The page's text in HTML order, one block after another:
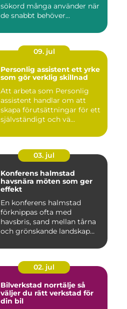
sökord många använder när
de snabbt behöver...
09. jul
Personlig assistent ett yrke
som gör verklig skillnad
Att arbeta som Personlig
assistent handlar om att
skapa förutsättningar för ett
självständigt och vä...
03. jul
Konferens halmstad
havsnära möten som ger
effekt
En konferens halmstad
förknippas ofta med
havsbris, sand mellan tårna
och grönskande landskap
02. jul
Bilverkstad norrtälje så
väljer du rätt verkstad för
din bil